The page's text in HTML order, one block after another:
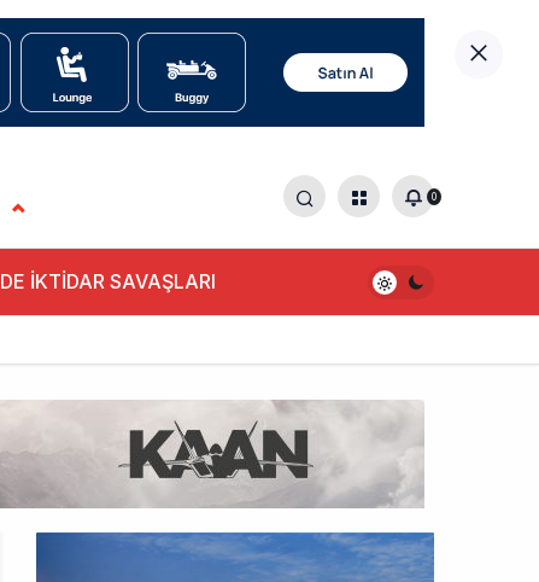
0
İKTİDAR SAVAŞLARI